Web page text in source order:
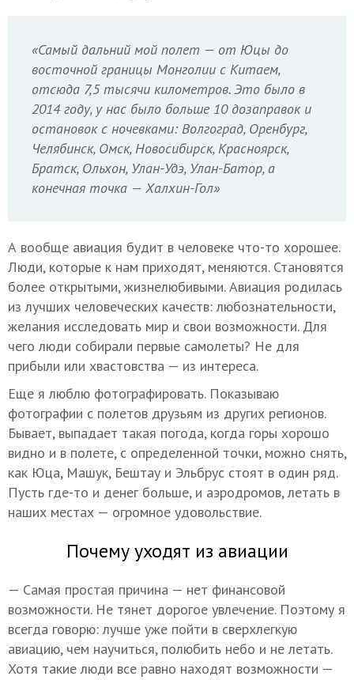
«Самый дальний мой полет — от Юцы до
восточной границы Монголии с Китаем,
отсюда 7,5 тысячи километров. Это было в
2014 году, у нас было больше 10 дозаправок и
остановок с ночевками: Волгоград, Оренбург,
Челябинск, Омск, Новосибирск, Красноярск,
Братск, Ольхон, Улан-Удэ, Улан-Батор, а
конечная точка — Халхин-Гол»
А вообще авиация будит в человеке что-то хорошее.
Люди, которые к нам приходят, меняются. Становятся
более открытыми, жизнелюбивыми. Авиация родилась
из лучших человеческих качеств: любознательности,
желания исследовать мир и свои возможности. Для
чего люди собирали первые самолеты? Не для
прибыли или хвастовства — из интереса.
Еще я люблю фотографировать. Показываю
фотографии с полетов друзьям из других регионов.
Бывает, выпадает такая погода, когда горы хорошо
видно и в полете, с определенной точки, можно снять,
как Юца, Машук, Бештау и Эльбрус стоят в один ряд.
Пусть где-то и денег больше, и аэродромов, летать в
наших местах — огромное удовольствие.
Почему уходят из авиации
— Самая простая причина — нет финансовой
возможности. Не тянет дорогое увлечение. Поэтому я
всегда говорю: лучше уже пойти в сверхлегкую
авиацию, чем научиться, полюбить небо и не летать.
Хотя такие люди все равно находят возможности —